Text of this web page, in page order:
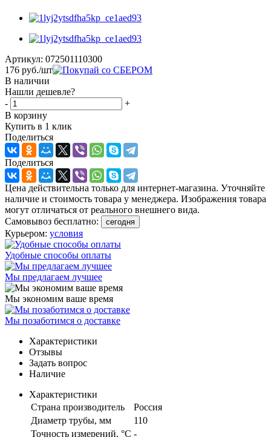
Артикул: 072501110300
176 руб./шт
В наличии
Нашли дешевле?
-
+
В корзину
Купить в 1 клик
Поделиться
Поделиться
Цена действительна только для интернет-магазина. Уточняйте
наличие и стоимость товара у менеджера. Изображения товара
могут отличаться от реального внешнего вида.
Самовывоз бесплатно:
сегодня
Курьером: условия
Удобные способы оплаты
Мы предлагаем лучшее
Мы экономим ваше время
Мы позаботимся о доставке
Характеристики
Отзывы
Задать вопрос
Наличие
Характеристики
Страна производитель
Россия
Диаметр трубы, мм
110
Точность измерений, °C -